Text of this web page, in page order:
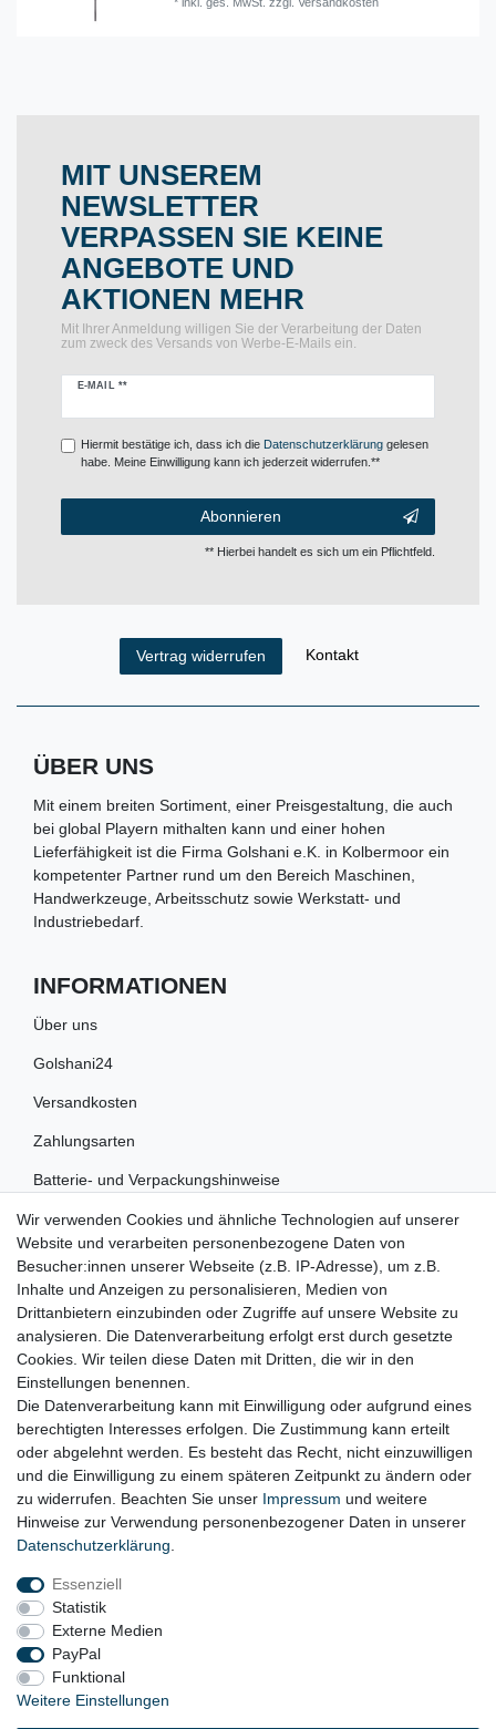
MIT UNSEREM
NEWSLETTER
VERPASSEN SIE KEINE
ANGEBOTE UND
AKTIONEN MEHR
Mit Ihrer Anmeldung willigen Sie der Verarbeitung der Daten
zum zweck des Versands von Werbe-E-Mails ein.
E-MAIL **
Newsletter
Hiermit bestätige ich, dass ich die Daten­schutz­erklärunggelesen
habe. Meine Einwilligung kann ich jederzeit widerrufen.**
Abonnieren
** Hierbei handelt es sich um ein Pflichtfeld.
Vertrag widerrufen Kontakt
ÜBER UNS
Mit einem breiten Sortiment, einer Preisgestaltung, die auch
bei global Playern mithalten kann und einer hohen
Lieferfähigkeit ist die Firma Golshani e.K. in Kolbermoor ein
kompetenter Partner rund um den Bereich Maschinen,
Handwerkzeuge, Arbeitsschutz sowie Werkstatt- und
Industriebedarf.
INFORMATIONEN
Über uns
Golshani24
Versandkosten
Zahlungsarten
Batterie- und Verpackungshinweise
RECHTLICHES
Impressum
Datenschutz
Widerrufsrecht
AGB
Widerrufsformular
KONTAKT
Tel.: 08031-23444-0
info@werkzeugfundgrube.de
Wir verwenden Cookies und ähnliche Technologien auf unserer
Website und verarbeiten personenbezogene Daten von
Besucher:innen unserer Webseite (z.B. IP-Adresse), um z.B.
Inhalte und Anzeigen zu personalisieren, Medien von
Drittanbietern einzubinden oder Zugriffe auf unsere Website zu
analysieren. Die Datenverarbeitung erfolgt erst durch gesetzte
Cookies. Wir teilen diese Daten mit Dritten, die wir in den
Einstellungen benennen.
Die Datenverarbeitung kann mit Einwilligung oder aufgrund eines
berechtigten Interesses erfolgen. Die Zustimmung kann erteilt
oder abgelehnt werden. Es besteht das Recht, nicht einzuwilligen
und die Einwilligung zu einem späteren Zeitpunkt zu ändern oder
zu widerrufen. Beachten Sie unser Impressum und weitere
Hinweise zur Verwendung personenbezogener Daten in unserer
Daten­schutz­erklärung
Essenziell
Statistik
Externe Medien
PayPal
Funktional
Weitere Einstellungen